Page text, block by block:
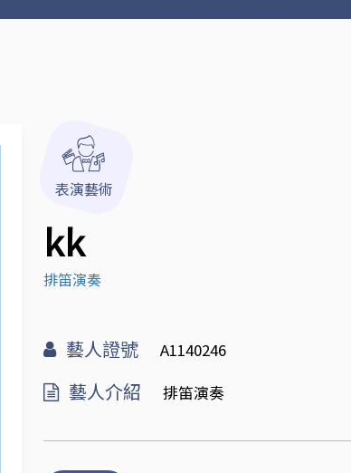
表演藝術
kk
排笛演奏
藝人證號 A1140246
藝人介紹 排笛演奏